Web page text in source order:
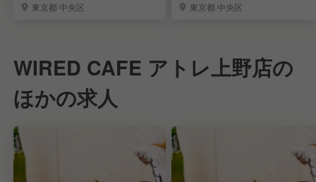
東京都 中央区
東京都 中央区
WIRED CAFE アトレ上野店の
ほかの求人